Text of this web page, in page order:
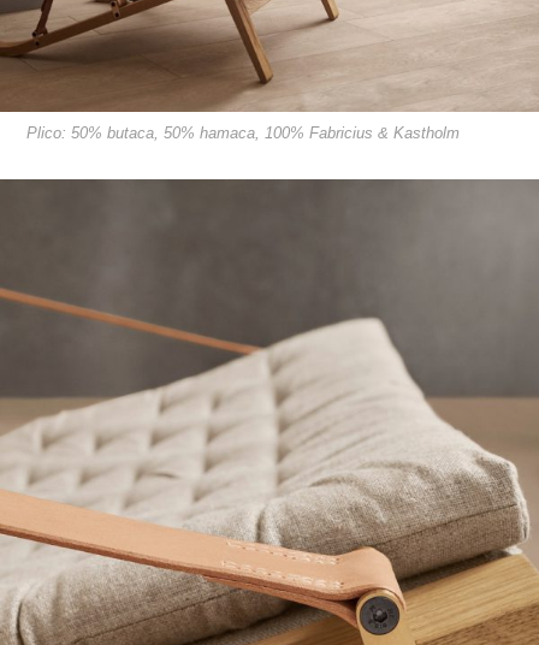
Plico: 50% butaca, 50% hamaca, 100% Fabricius & Kastholm